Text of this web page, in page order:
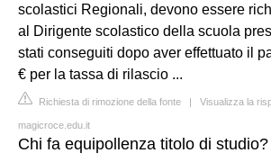
scolastici Regionali, devono essere
al Dirigente scolastico della scuola
stati conseguiti dopo aver effettuato il
€ per la tassa di rilascio ...
Richiesta di rimozione della fonte | Visualizza la
magicroce.edu.it
Chi fa equipollenza titolo di studio?